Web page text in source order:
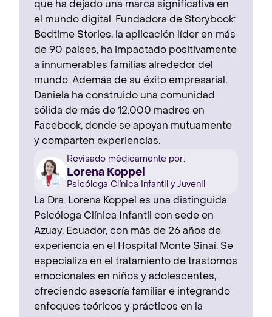
que ha dejado una marca significativa en
el mundo digital. Fundadora de Storybook:
Bedtime Stories, la aplicación líder en más
de 90 países, ha impactado positivamente
a innumerables familias alrededor del
mundo. Además de su éxito empresarial,
Daniela ha construido una comunidad
sólida de más de 12.000 madres en
Facebook, donde se apoyan mutuamente
y comparten experiencias.
Revisado médicamente por:
Lorena Koppel
Psicóloga Clínica Infantil y Juvenil
La Dra. Lorena Koppel es una distinguida
Psicóloga Clínica Infantil con sede en
Azuay, Ecuador, con más de 26 años de
experiencia en el Hospital Monte Sinaí. Se
especializa en el tratamiento de trastornos
emocionales en niños y adolescentes,
ofreciendo asesoría familiar e integrando
enfoques teóricos y prácticos en la